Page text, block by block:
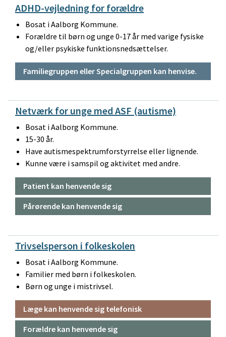
ADHD-vejledning for forældre
Bosat i Aalborg Kommune.
Forældre til børn og unge 0-17 år med varige fysiske
og/eller psykiske funktionsnedsættelser.
Familiegruppen eller Specialgruppen kan henvise.
Netværk for unge med ASF (autisme)
Bosat i Aalborg Kommune.
15-30 år.
Have autismespektrumforstyrrelse eller lignende.
Kunne være i samspil og aktivitet med andre.
Patient kan henvende sig
Pårørende kan henvende sig
Trivselsperson i folkeskolen
Bosat i Aalborg Kommune.
Familier med børn i folkeskolen.
Børn og unge i mistrivsel.
Læge kan henvende sig telefonisk
Forældre kan henvende sig